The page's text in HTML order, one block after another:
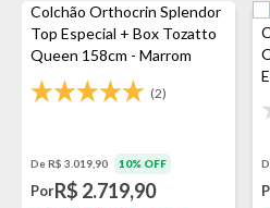
Colchão Orthocrin Splendor
Top Especial + Box Tozatto
Queen 158cm - Marrom
(2)
De R$ 3.019,90 10% OFF
PorR$ 2.719,90